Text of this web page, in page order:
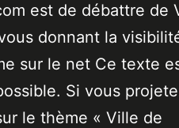
est de débattre de
donnant la
sur le net Ce texte
Si vous
le thème « Ville de